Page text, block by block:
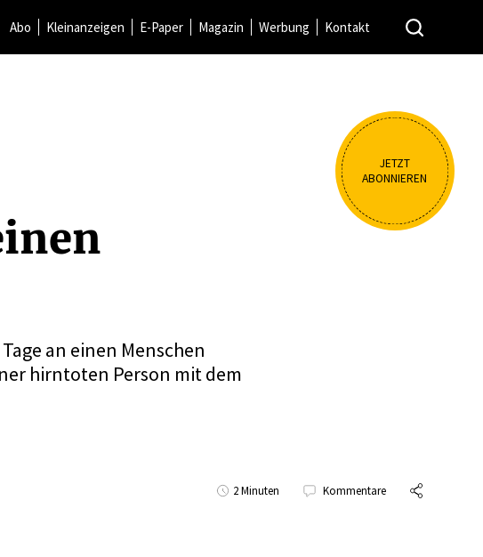
Abo Kleinanzeigen E-Paper Magazin Werbung Kontakt
JETZT
ABONNIEREN
an einen Menschen
hirntoten Person mit dem
2 Minuten Kommentare